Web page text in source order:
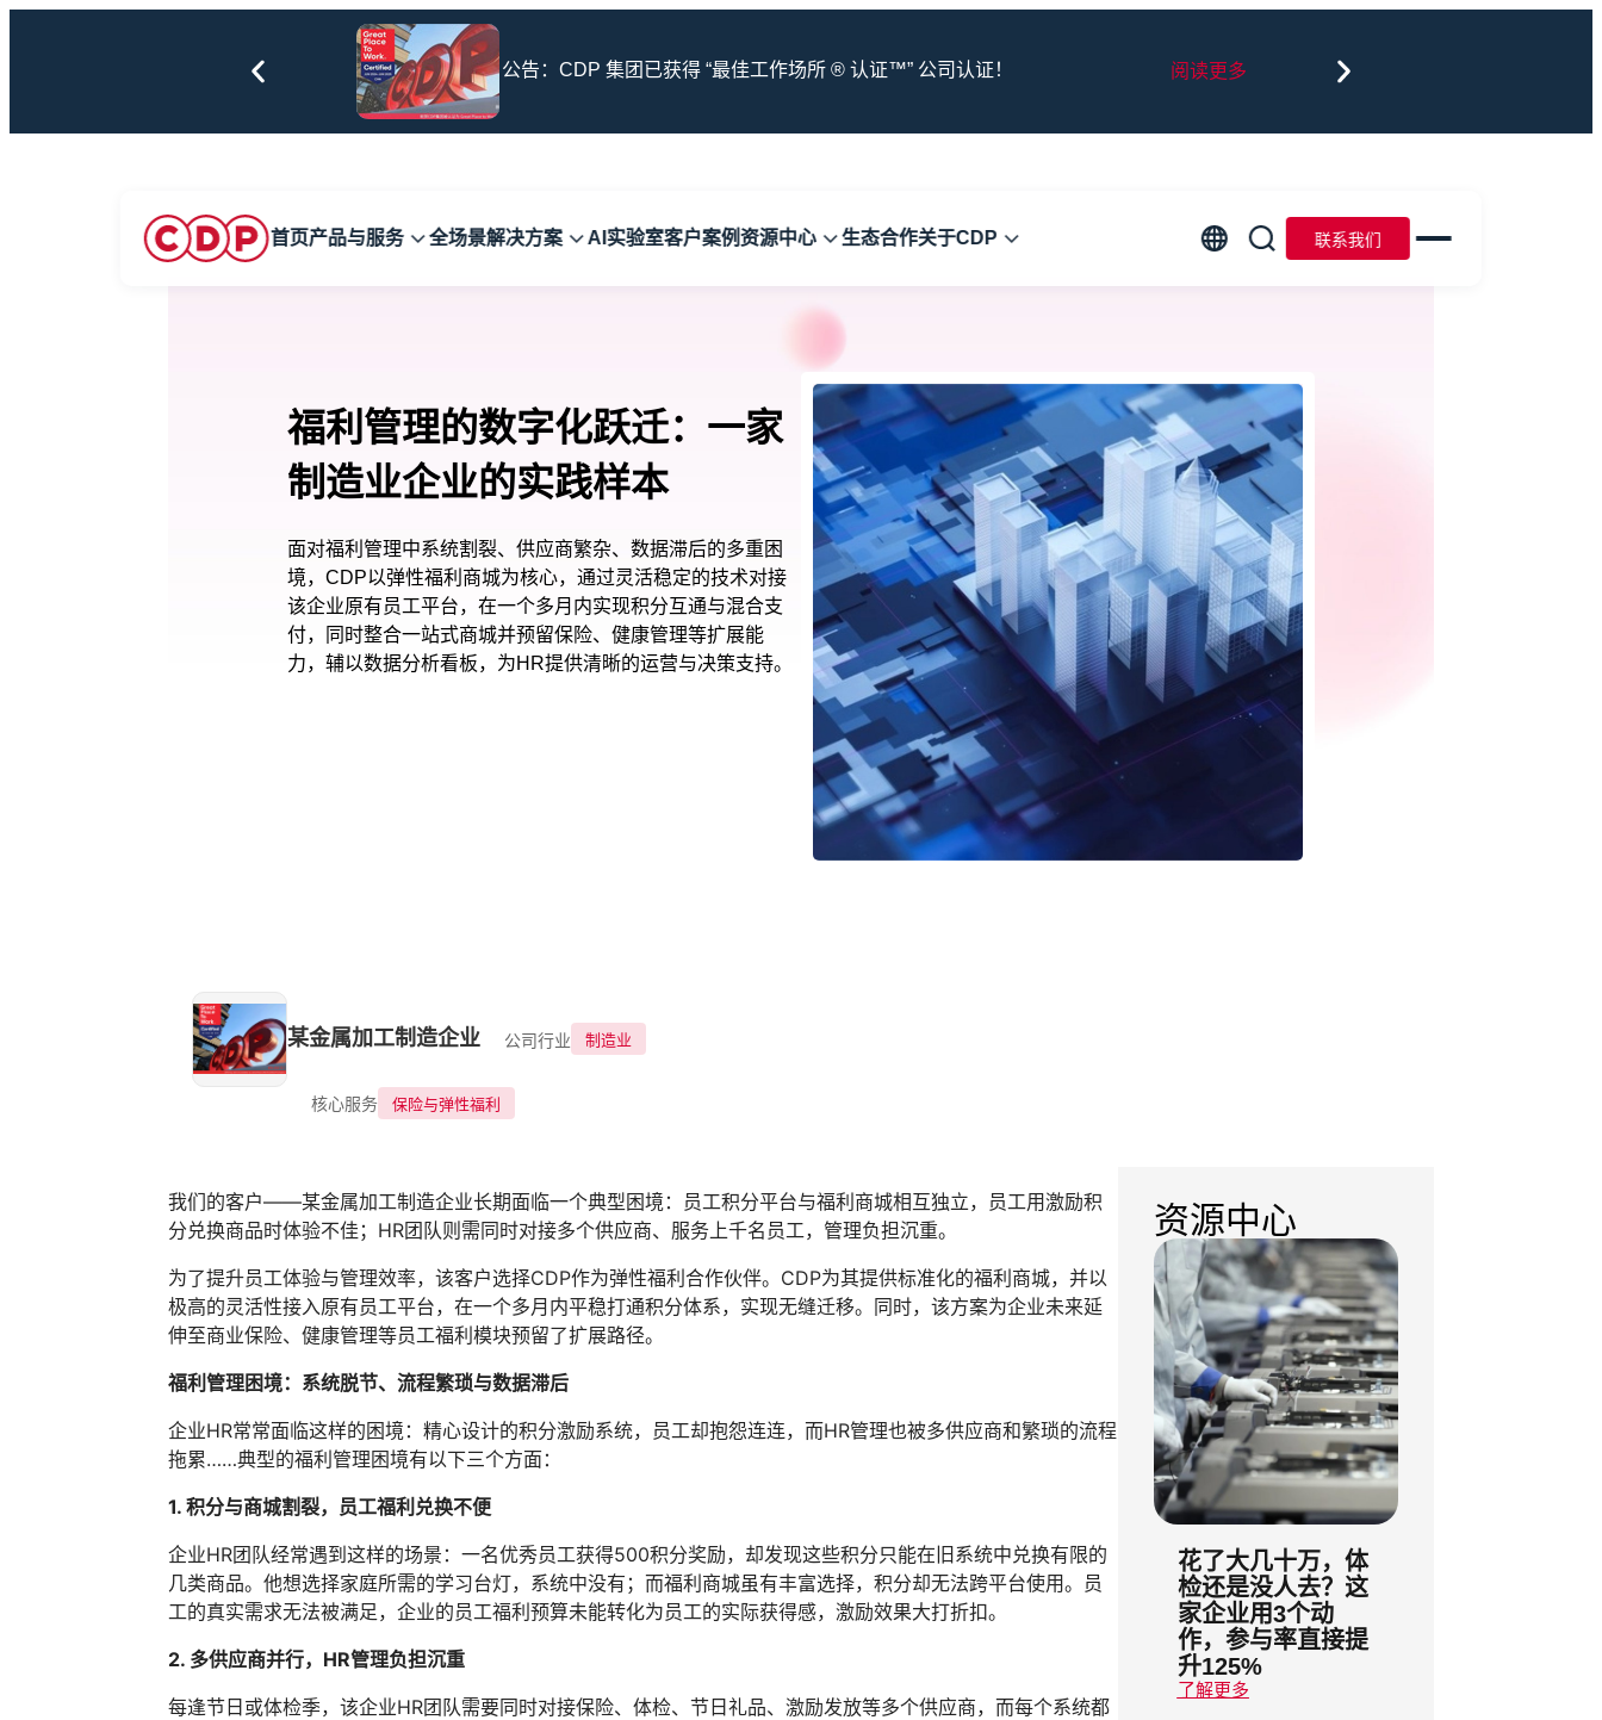
公告：CDP 集团已获得 “最佳工作场所 ® 认证™” 公司认证！ 阅读更多
首页产品与服务 全场景解决方案 AI实验室客户案例资源中心 生态合作关于CDP 联系我们
福利管理的数字化跃迁：一家
制造业企业的实践样本
面对福利管理中系统割裂、供应商繁杂、数据滞后的多重困
境，CDP以弹性福利商城为核心，通过灵活稳定的技术对接
该企业原有员工平台，在一个多月内实现积分互通与混合支
付，同时整合一站式商城并预留保险、健康管理等扩展能
力，辅以数据分析看板，为HR提供清晰的运营与决策支持。
某金属加工制造企业 公司行业 制造业
核心服务 保险与弹性福利
我们的客户——某金属加工制造企业长期面临一个典型困境：员工积分平台与福利商城相互独立，员工用激励积
分兑换商品时体验不佳；HR团队则需同时对接多个供应商、服务上千名员工，管理负担沉重。
为了提升员工体验与管理效率，该客户选择CDP作为弹性福利合作伙伴。CDP为其提供标准化的福利商城，并以
极高的灵活性接入原有员工平台，在一个多月内平稳打通积分体系，实现无缝迁移。同时，该方案为企业未来延
伸至商业保险、健康管理等员工福利模块预留了扩展路径。
福利管理困境：系统脱节、 流程繁琐与数据滞后
企业HR常常面临这样的困境：精心设计的积分激励系统，员工却抱怨连连，而HR管理也被多供应商和繁琐的流程
拖累……典型的福利管理困境有以下三个方面：
1. 积分与商城割裂，员工福利兑换不便
企业HR团队经常遇到这样的场景：一名优秀员工获得500积分奖励，却发现这些积分只能在旧系统中兑换有限的
几类商品。他想选择家庭所需的学习台灯，系统中没有；而福利商城虽有丰富选择，积分却无法跨平台使用。员
工的真实需求无法被满足，企业的员工福利预算未能转化为员工的实际获得感，激励效果大打折扣。
2. 多供应商并行，HR管理负担沉重
每逢节日或体检季，该企业HR团队需要同时对接保险、体检、节日礼品、激励发放等多个供应商，而每个系统都
资源中心
花了大几十万，体
检还是没人去？这
家企业用3个动
作，参与率直接提
升125%
了解更多